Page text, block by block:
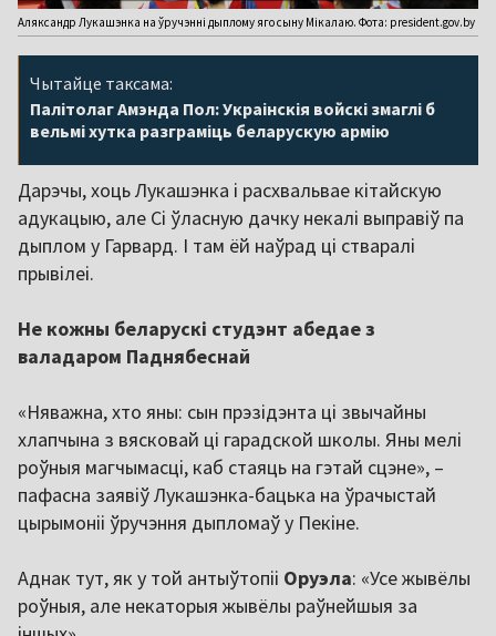
Аляксандр Лукашэнка на ўручэнні дыплому яго сыну Мікалаю. Фота: president.gov.by
Чытайце таксама:
Палітолаг Амэнда Пол: Украінскія войскі змаглі б
вельмі хутка разграміць беларускую армію
Дарэчы, хоць Лукашэнка і расхвальвае кітайскую
адукацыю, але Сі ўласную дачку некалі выправіў па
дыплом у Гарвард. І там ёй наўрад ці стваралі
прывілеі.
Не кожны беларускі студэнт абедае з
валадаром Паднябеснай
«Няважна, хто яны: сын прэзідэнта ці звычайны
хлапчына з вясковай ці гарадской школы. Яны мелі
роўныя магчымасці, каб стаяць на гэтай сцэне», –
пафасна заявіў Лукашэнка-бацька на ўрачыстай
цырымоніі ўручэння дыпломаў у Пекіне.
Аднак тут, як у той антыўтопіі Оруэла: «Усе жывёлы
роўныя, але некаторыя жывёлы раўнейшыя за